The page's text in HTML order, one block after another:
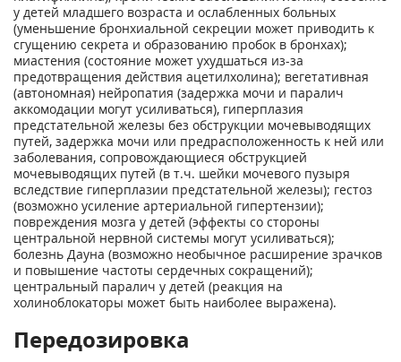
у детей младшего возраста и ослабленных больных
(уменьшение бронхиальной секреции может приводить к
сгущению секрета и образованию пробок в бронхах);
миастения (состояние может ухудшаться из-за
предотвращения действия ацетилхолина); вегетативная
(автономная) нейропатия (задержка мочи и паралич
аккомодации могут усиливаться), гиперплазия
предстательной железы без обструкции мочевыводящих
путей, задержка мочи или предрасположенность к ней или
заболевания, сопровождающиеся обструкцией
мочевыводящих путей (в т.ч. шейки мочевого пузыря
вследствие гиперплазии предстательной железы); гестоз
(возможно усиление артериальной гипертензии);
повреждения мозга у детей (эффекты со стороны
центральной нервной системы могут усиливаться);
болезнь Дауна (возможно необычное расширение зрачков
и повышение частоты сердечных сокращений);
центральный паралич у детей (реакция на
холиноблокаторы может быть наиболее выражена).
Передозировка